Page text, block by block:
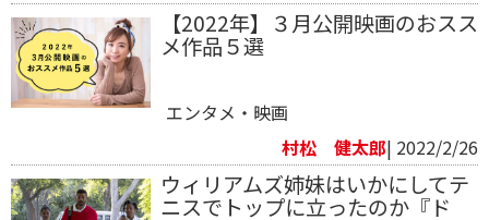
【2022年】３月公開映画のおスス
メ作品５選
エンタメ・映画
村松 健太郎| 2022/2/26
ウィリアムズ姉妹はいかにしてテ
ニスでトップに立ったのか『ド